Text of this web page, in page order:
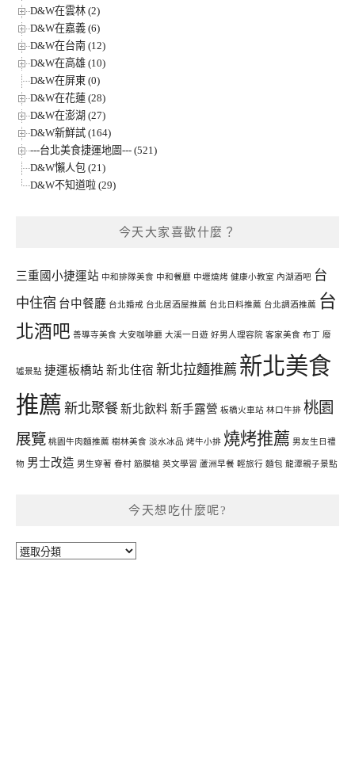
D&W在雲林 (2)
D&W在嘉義 (6)
D&W在台南 (12)
D&W在高雄 (10)
D&W在屏東 (0)
D&W在花蓮 (28)
D&W在澎湖 (27)
D&W新鮮試 (164)
---台北美食捷運地圖--- (521)
D&W懶人包 (21)
D&W不知道啦 (29)
今天大家喜歡什麼？
三重國小捷運站 中和排隊美食 中和餐廳 中壢燒烤 健康小教室 內湖酒吧 台
中住宿 台中餐廳 台北婚戒 台北居酒屋推薦 台北日料推薦 台北調酒推薦 台
北酒吧 善導寺美食 大安咖啡廳 大溪一日遊 好男人理容院 客家美食 布丁 廢
墟景點 捷運板橋站 新北住宿 新北拉麵推薦 新北美食
推薦 新北聚餐新北飲料 新手露營 板橋火車站 林口牛排 桃園
展覽 桃園牛肉麵推薦 樹林美食 淡水冰品 烤牛小排 燒烤推薦 男友生日禮
物 男士改造 男生穿著 眷村 筋膜槍 英文學習 蘆洲早餐 輕旅行 麵包 龍潭親子景點
今天想吃什麼呢?
今